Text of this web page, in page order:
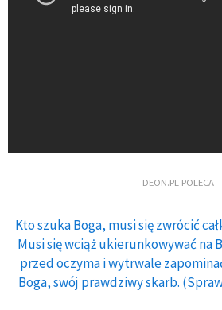
DEON.PL POLECA
Kto szuka Boga, musi się zwrócić
Musi się wciąż ukierunkowywać na
przed oczyma i wytrwale
Boga, swój prawdziwy skarb.